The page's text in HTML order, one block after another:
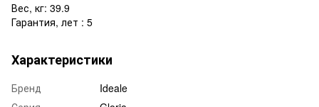
Вес, кг: 39.9
Гарантия, лет : 5
Характеристики
Бренд
Ideale